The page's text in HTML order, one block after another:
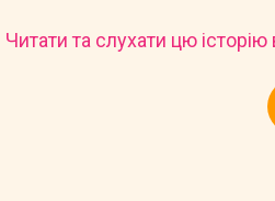
Читати та слухати цю